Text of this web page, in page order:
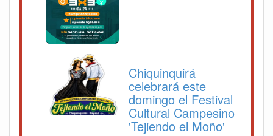
Chiquinquirá
celebrará este
domingo el Festival
Cultural Campesino
'Tejiendo el Moño'